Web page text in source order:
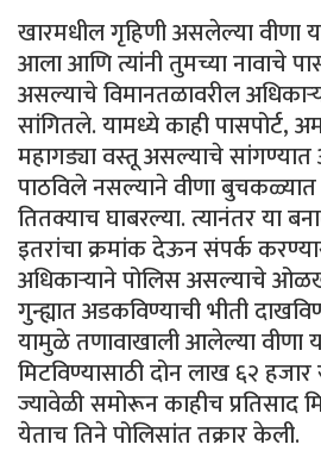
खारमधील गृहिणी असलेल्या वीणा
आला आणि त्यांनी तुमच्या नावाचे
असल्याचे विमानतळावरील
सांगितले. यामध्ये काही पासपोर्ट,
महागड्या वस्तू असल्याचे
पाठविले नसल्याने वीणा
तितक्याच घाबरल्या. त्यानंतर या
इतरांचा क्रमांक देऊन संपर्क
अधिकाऱ्याने पोलिस असल्याचे
गुन्ह्यात अडकविण्याची भीती
यामुळे तणावाखाली आलेल्या वीणा
मिटविण्यासाठी दोन लाख ६२
ज्यावेळी समोरून काहीच प्रतिसाद
येताच तिने पोलिसांत तक्रार केली.